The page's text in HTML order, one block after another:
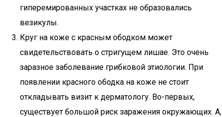
гиперемированных участках не образовались
везикулы.
Круг на коже с красным ободком может
свидетельствовать о стригущем лишае. Это очень
заразное заболевание грибковой этиологии. При
появлении красного ободка на коже не стоит
откладывать визит к дерматологу. Во-первых,
существует большой риск заражения окружающих. А,